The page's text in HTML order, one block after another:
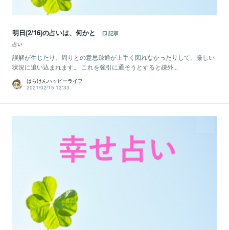
明日(2/16)の占いは、何かと
記事
占い
誤解が生じたり、周りとの意思疎通が上手く図れなかったりして、厳しい
状況に追い込まれます。 これを強引に通そうとすると疎外...
はらけんハッピーライフ
2021/02/15 13:33